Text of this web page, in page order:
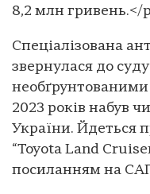
8,2 млн гривень.</
Спеціалізована
звернулася до
необґрунтованими
2023 років набув
України. Йдеться
“Toyota Land
посиланням на